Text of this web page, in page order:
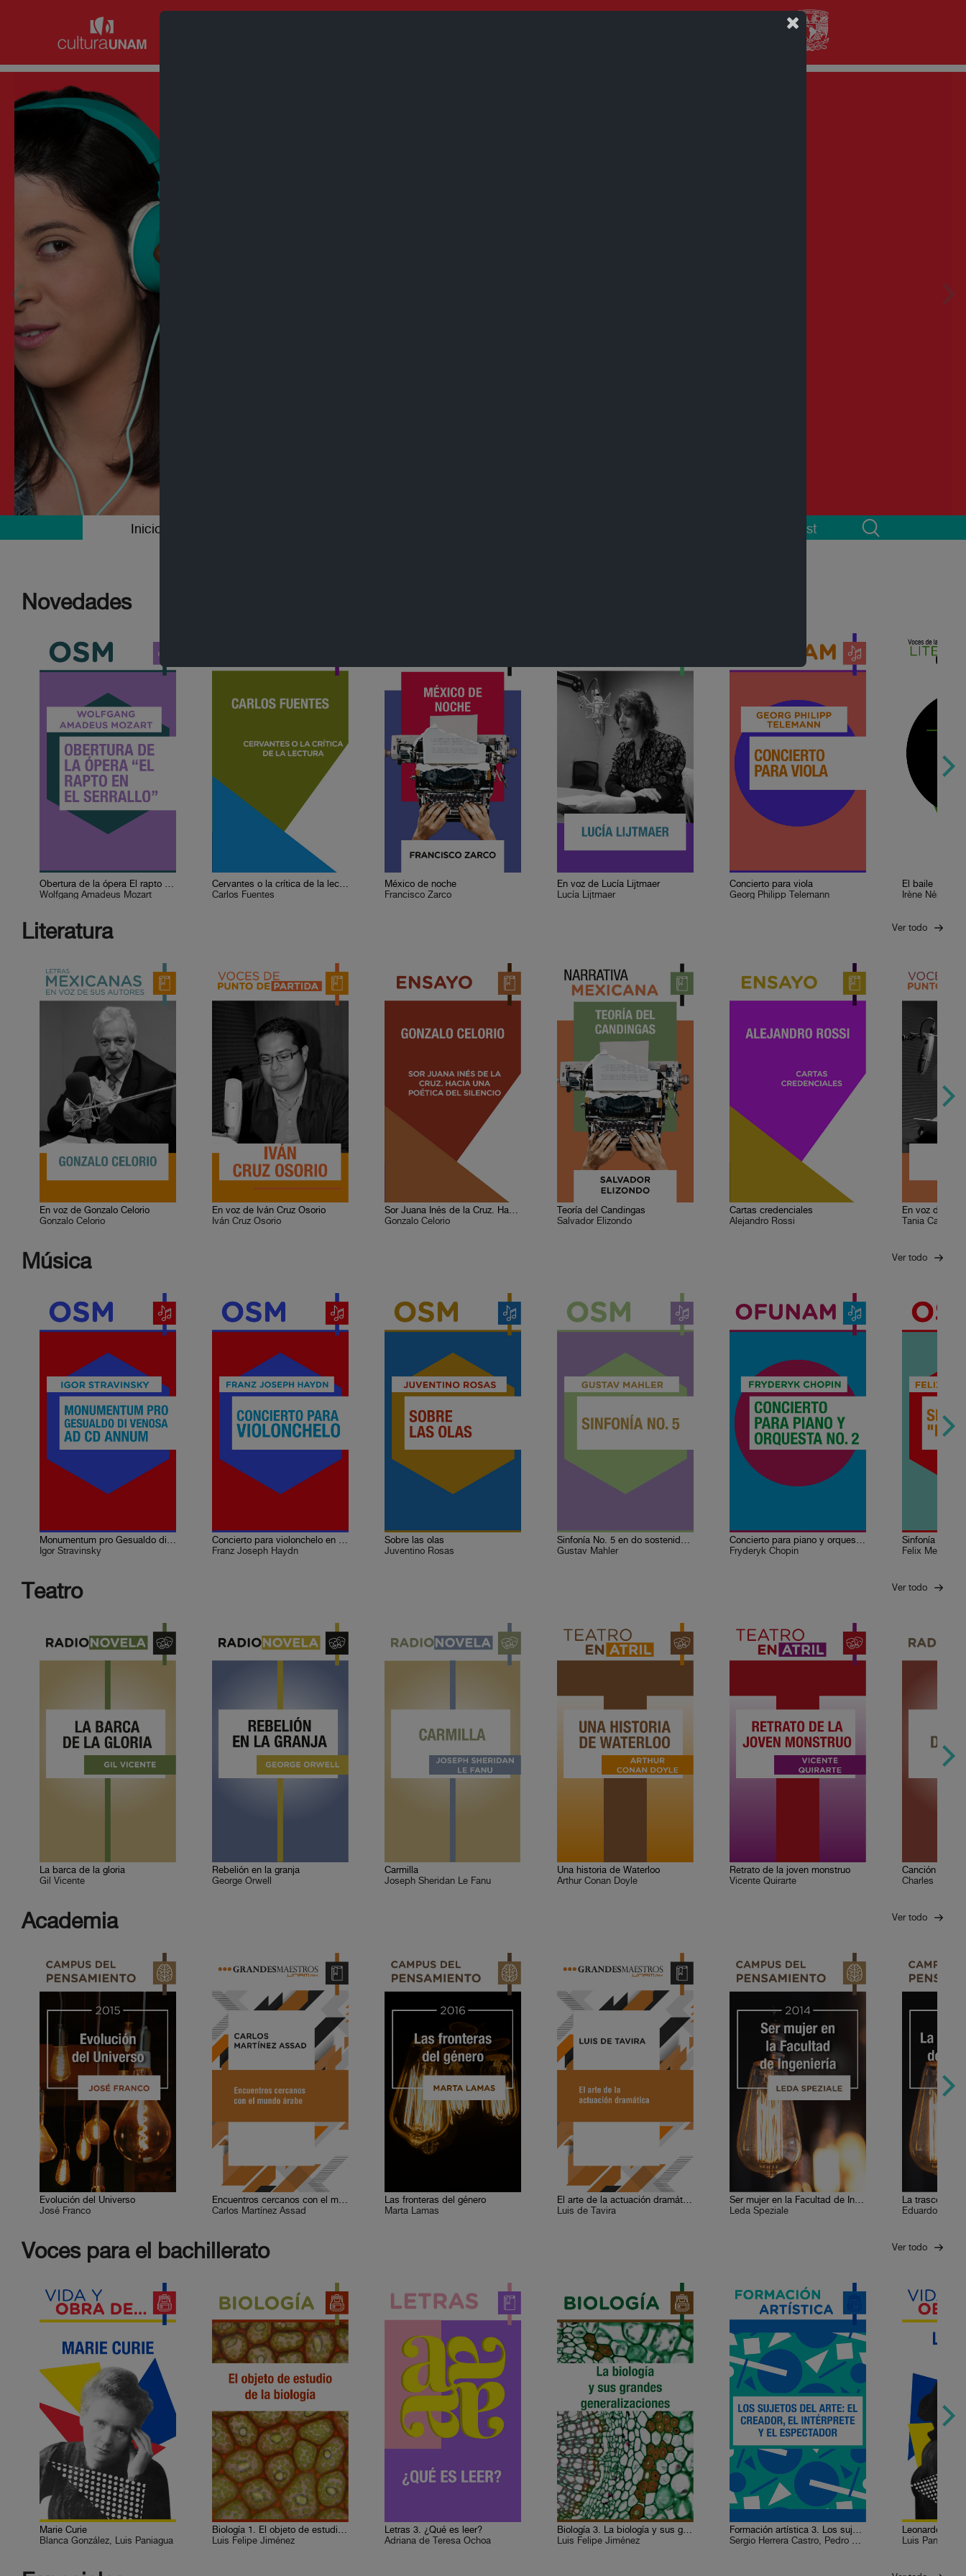
Inicio Podcast
Novedades
Obertura de la ópera El rapto en el serrallo
Wolfgang Amadeus Mozart
Cervantes o la crítica de la lectura
Carlos Fuentes
México de noche
Francisco Zarco
En voz de Lucía Lijtmaer
Lucía Lijtmaer
Concierto para viola
Georg Philipp Telemann
El baile
Irène
Literatura Ver todo
En voz de Gonzalo Celorio
Gonzalo Celorio
En voz de Iván Cruz Osorio
Iván Cruz Osorio
Sor Juana Inés de la Cruz. Hacia una poética del silencio
Gonzalo Celorio
Teoría del Candingas
Salvador Elizondo
Cartas credenciales
Alejandro Rossi
En voz de
Tania Carrera
Música Ver todo
Monumentum pro Gesualdo di Venosa ad CD annum
Igor Stravinsky
Concierto para violonchelo en do mayor
Franz Joseph Haydn
Sobre las olas
Juventino Rosas
Sinfonía No. 5 en do sostenido menor
Gustav Mahler
Concierto para piano y orquesta No. 2 en fa menor
Fryderyk Chopin
Sinfonía No. 4
Felix
Teatro Ver todo
La barca de la gloria
Gil Vicente
Rebelión en la granja
George Orwell
Carmilla
Joseph Sheridan Le Fanu
Una historia de Waterloo
Arthur Conan Doyle
Retrato de la joven monstruo
Vicente Quirarte
Canción de
Charles
Academia Ver todo
Evolución del Universo
José Franco
Encuentros cercanos con el mundo árabe
Carlos Martínez Assad
Las fronteras del género
Marta Lamas
El arte de la actuación dramática
Luis de Tavira
Ser mujer en la Facultad de Ingeniería
Leda Speziale
La
Eduardo Casar
Voces para el bachillerato Ver todo
Marie Curie
Blanca González, Luis Paniagua
Biología 1. El objeto de estudio de la biología
Luis Felipe Jiménez
Letras 3. ¿Qué es leer?
Adriana de Teresa Ochoa
Biología 3. La biología y sus grandes generalizaciones
Luis Felipe Jiménez
Formación artística 3. Los sujetos del arte: el creador, el intérprete y el espectador
Sergio Herrera Castro, Pedro Enrique Ayala Medina, Víctor Manuel Monroy de la Rosa, Felipe Mejía Rodríguez, Guadalupe Sumano Durán, Ismael Antonio Colmenares M., Leticia Escobar, Saúl León Ramírez, José Luis Alderete Retana
Leonardo da